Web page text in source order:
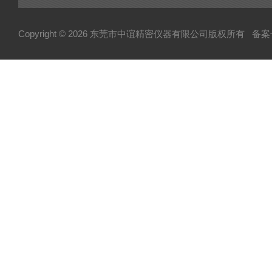
Copyright © 2026 东莞市中谊精密仪器有限公司版权所有 备案